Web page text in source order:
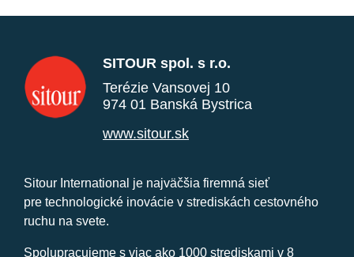
SITOUR spol. s r.o.
Terézie Vansovej 10
974 01 Banská Bystrica
www.sitour.sk
Sitour International je najväčšia firemná sieť
pre technologické inovácie v strediskách cestovného
ruchu na svete.
Spolupracujeme s viac ako 1000 strediskami v 8